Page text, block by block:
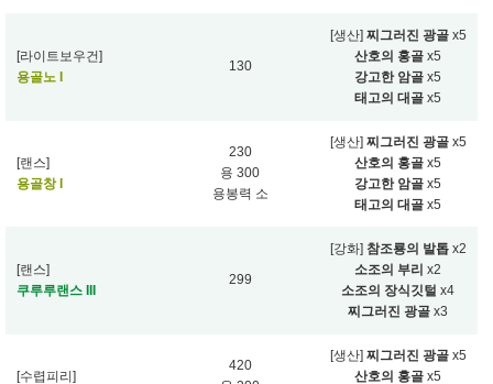
[라이트보우건]
용골노 I
130
[생산] 찌그러진 광골x5
산호의 홍골 x5
강고한 암골 x5
태고의 대골 x5
[랜스]
용골창 I
230
용 300
용봉력 소
[생산] 찌그러진 광골x5
산호의 홍골 x5
강고한 암골 x5
태고의 대골 x5
[랜스]
쿠루루랜스 III
299
[강화] 참조룡의 발톱x2
소조의 부리 x2
소조의 장식깃털 x4
찌그러진 광골 x3
[수렵피리]
420
[생산] 찌그러진 광골x5
산호의 홍골 x5